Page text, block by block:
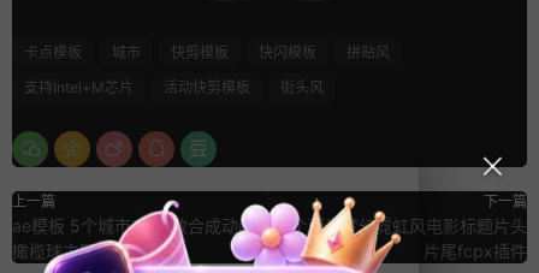
卡点模板 城市 快剪模板 快闪模板
拼贴风
支持Intel+M芯片
活动快剪模板 街头风
上一篇
ae模板 5个城市3D特效合成动画
橄榄球主题片头素材
下一篇
6个荧光梦幻霓虹风电影标题片头
片尾fcpx插件